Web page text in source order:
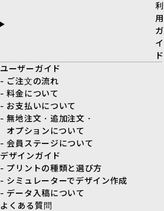
利
用
ガ
イ
ド
ユーザーガイド
- ご注文の流れ
- 料金について
- お支払いについて
- 無地注文・追加注文・
オプションについて
- 会員ステージについて
デザインガイド
- プリントの種類と選び方
- シミュレーターでデザイン作成
- データ入稿について
よくある質問